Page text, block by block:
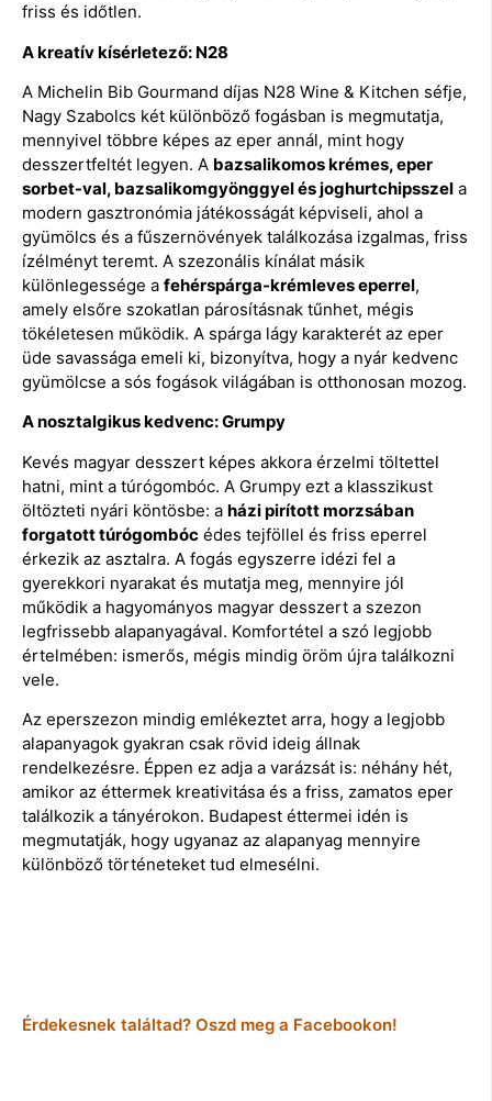
friss és időtlen.
A kreatív kísérletező: N28
A Michelin Bib Gourmand díjas N28 Wine & Kitchen séfje,
Nagy Szabolcs két különböző fogásban is megmutatja,
mennyivel többre képes az eper annál, mint hogy
desszertfeltét legyen. A bazsalikomos krémes, eper
sorbet-val, bazsalikomgyönggyel és joghurtchipsszel a
modern gasztronómia játékosságát képviseli, ahol a
gyümölcs és a fűszernövények találkozása izgalmas, friss
ízélményt teremt. A szezonális kínálat másik
különlegessége a fehérspárga-krémleves eperrel,
amely elsőre szokatlan párosításnak tűnhet, mégis
tökéletesen működik. A spárga lágy karakterét az eper
üde savassága emeli ki, bizonyítva, hogy a nyár kedvenc
gyümölcse a sós fogások világában is otthonosan mozog.
A nosztalgikus kedvenc: Grumpy
Kevés magyar desszert képes akkora érzelmi töltettel
hatni, mint a túrógombóc. A Grumpy ezt a klasszikust
öltözteti nyári köntösbe: a házi pirított morzsában
forgatott túrógombóc édes tejföllel és friss eperrel
érkezik az asztalra. A fogás egyszerre idézi fel a
gyerekkori nyarakat és mutatja meg, mennyire jól
működik a hagyományos magyar desszert a szezon
legfrissebb alapanyagával. Komfortétel a szó legjobb
értelmében: ismerős, mégis mindig öröm újra találkozni
vele.
Az eperszezon mindig emlékeztet arra, hogy a legjobb
alapanyagok gyakran csak rövid ideig állnak
rendelkezésre. Éppen ez adja a varázsát is: néhány hét,
amikor az éttermek kreativitása és a friss, zamatos eper
találkozik a tányérokon. Budapest éttermei idén is
megmutatják, hogy ugyanaz az alapanyag mennyire
különböző történeteket tud elmesélni.
Érdekesnek találtad? Oszd meg a Facebookon!